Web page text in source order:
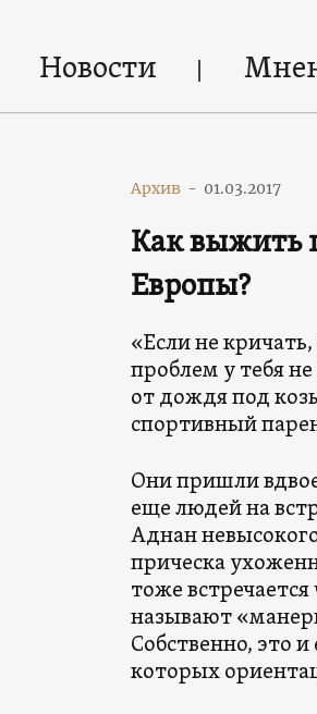
Новости
Архив - 01.03.2017
Как выжить
Европы?
«Если не
проблем у тебя
от дождя под
спортивный
Они пришли
еще людей на
Аднан
прическа
тоже
называют
Собственно, это
которых